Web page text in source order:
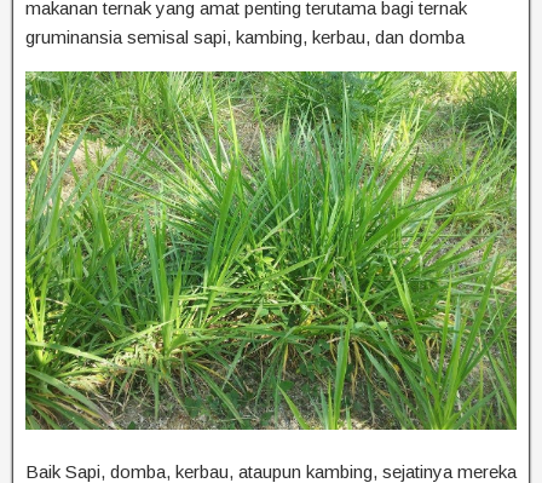
makanan ternak yang amat penting terutama bagi ternak
gruminansia semisal sapi, kambing, kerbau, dan domba
Baik Sapi, domba, kerbau, ataupun kambing, sejatinya mereka